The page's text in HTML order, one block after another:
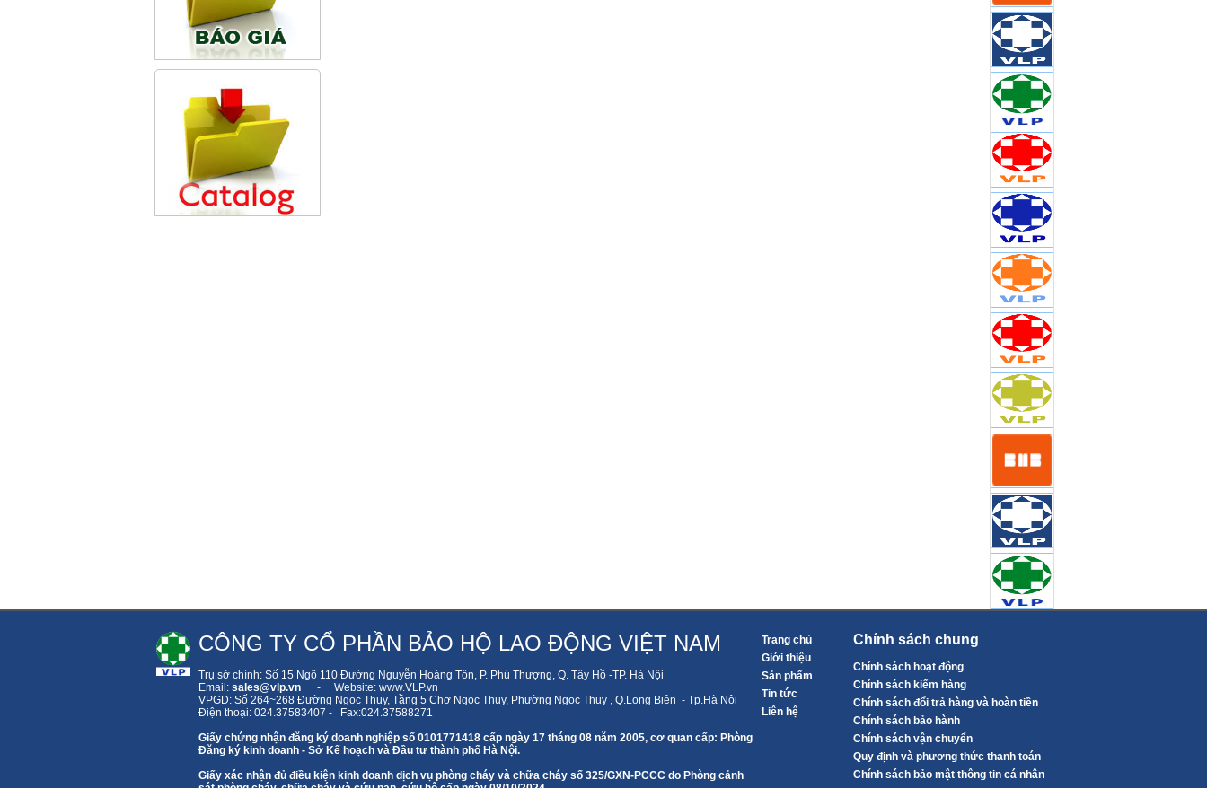
CÔNG TY CỔ PHẦN BẢO HỘ LAO ĐỘNG VIỆT NAM
Trụ sở chính: Số 15 Ngõ 110 Đường Nguyễn Hoàng Tôn, P. Phú Thượng, Q. Tây Hồ -TP. Hà Nội
Email: sales@vlp.vn - Website: www.VLP.vn
VPGD: Số 264~268 Đường Ngọc Thụy, Tầng 5 Chợ Ngọc Thụy, Phường Ngọc Thụy , Q.Long Biên - Tp.Hà Nội
Điện thoại: 024.37583407 - Fax:024.37588271
Giấy chứng nhận đăng ký doanh nghiệp số 0101771418 cấp ngày 17 tháng 08 năm 2005, cơ quan cấp: Phòng
Đăng ký kinh doanh - Sở Kế hoạch và Đầu tư thành phố Hà Nội.
Giấy xác nhận đủ điều kiện kinh doanh dịch vụ phòng cháy và chữa cháy số 325/GXN-PCCC do Phòng cảnh
Trang chủ
Giới thiệu
Sản phẩm
Tin tức
Liên hệ
Chính sách chung
Chính sách hoạt động
Chính sách kiểm hàng
Chính sách đổi trả hàng và hoàn tiền
Chính sách bảo hành
Chính sách vận chuyển
Quy định và phương thức thanh toán
Chính sách bảo mật thông tin cá nhân